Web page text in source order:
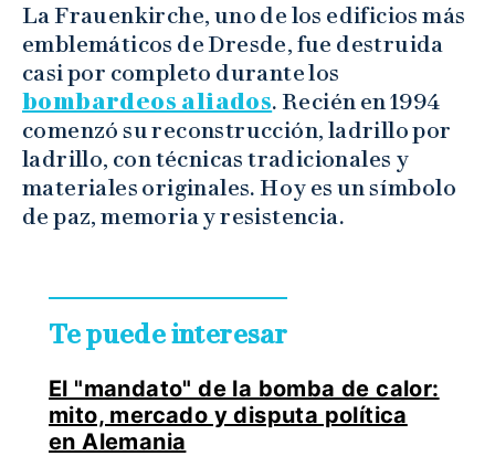
La Frauenkirche, uno de los edificios más
emblemáticos de Dresde, fue destruida
casi por completo durante los
bombardeos aliados. Recién en 1994
comenzó su reconstrucción, ladrillo por
ladrillo, con técnicas tradicionales y
materiales originales. Hoy es un símbolo
de paz, memoria y resistencia.
Te puede interesar
El "mandato" de la bomba de calor:
mito, mercado y disputa política
en Alemania